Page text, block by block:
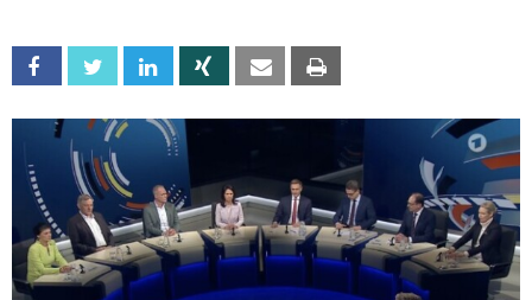
Facebook Twitter Linkedin Xing Email